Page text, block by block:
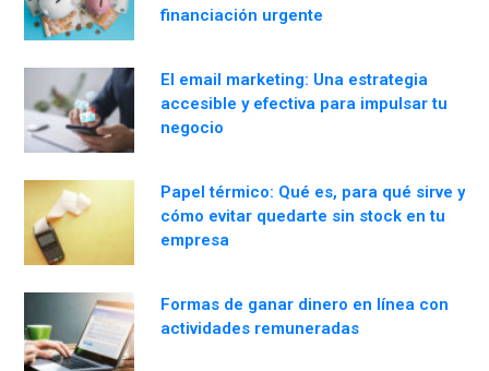
financiación urgente
El email marketing: Una estrategia
accesible y efectiva para impulsar tu
negocio
Papel térmico: Qué es, para qué sirve y
cómo evitar quedarte sin stock en tu
empresa
Formas de ganar dinero en línea con
actividades remuneradas